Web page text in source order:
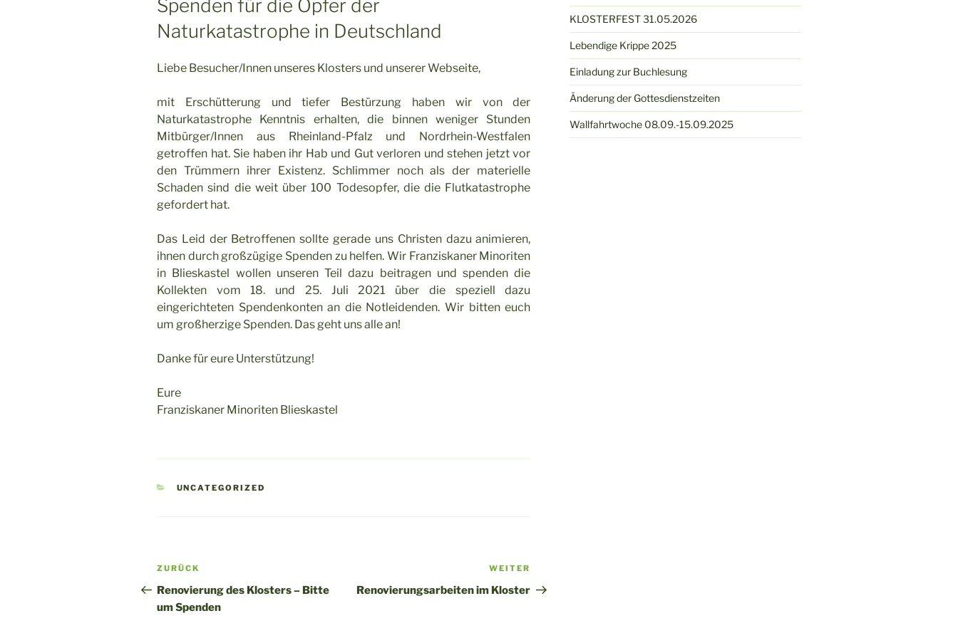
Spenden für die Opfer der
Naturkatastrophe in Deutschland
Liebe Besucher/Innen unseres Klosters und unserer Webseite,
mit Erschütterung und tiefer Bestürzung haben wir von der
Naturkatastrophe Kenntnis erhalten, die binnen weniger Stunden
Mitbürger/Innen aus Rheinland-Pfalz und Nordrhein-Westfalen
getroffen hat. Sie haben ihr Hab und Gut verloren und stehen jetzt vor
den Trümmern ihrer Existenz. Schlimmer noch als der materielle
Schaden sind die weit über 100 Todesopfer, die die Flutkatastrophe
gefordert hat.
Das Leid der Betroffenen sollte gerade uns Christen dazu animieren,
ihnen durch großzügige Spenden zu helfen. Wir Franziskaner Minoriten
in Blieskastel wollen unseren Teil dazu beitragen und spenden die
Kollekten vom 18. und 25. Juli 2021 über die speziell dazu
eingerichteten Spendenkonten an die Notleidenden. Wir bitten euch
um großherzige Spenden. Das geht uns alle an!
Danke für eure Unterstützung!
Eure
Franziskaner Minoriten Blieskastel
KATEGORIEN
UNCATEGORIZED
Beitragsnavigation
Vorheriger
Beitrag
ZURÜCK
Renovierung des Klosters – Bitte
um Spenden
Beitrag
WEITER
Renovierungsarbeiten im Kloster
KLOSTERFEST 31.05.2026
Lebendige Krippe 2025
Einladung zur Buchlesung
Änderung der Gottesdienstzeiten
Wallfahrtwoche 08.09.-15.09.2025